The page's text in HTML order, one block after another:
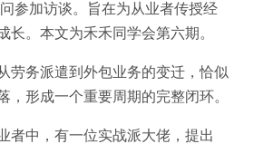
参加访谈。旨在为从业者传授经
长。本文为禾禾同学会第六期。
劳务派遣到外包业务的变迁，恰似
，形成一个重要周期的完整闭环。
者中，有一位实战派大佬，提出